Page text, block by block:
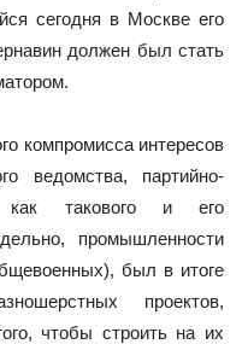
сегодня в Москве его
должен был стать
компромисса интересов
ведомства, партийно-
как такового и его
промышленности
был в итоге
проектов,
чтобы строить на их